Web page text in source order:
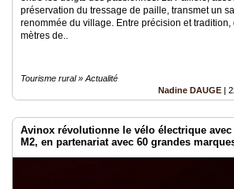
préservation du tressage de paille, transmet un
renommée du village. Entre précision et
mètres de..
Tourisme rural » Actualité
Nadine DAUGE |
Avinox révolutionne le vélo électrique
M2, en partenariat avec 60 grandes